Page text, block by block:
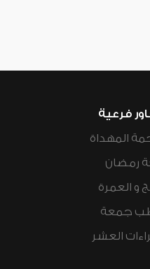
فرعية
المهداة
رمضان
و العمرة
جمعة
العشر